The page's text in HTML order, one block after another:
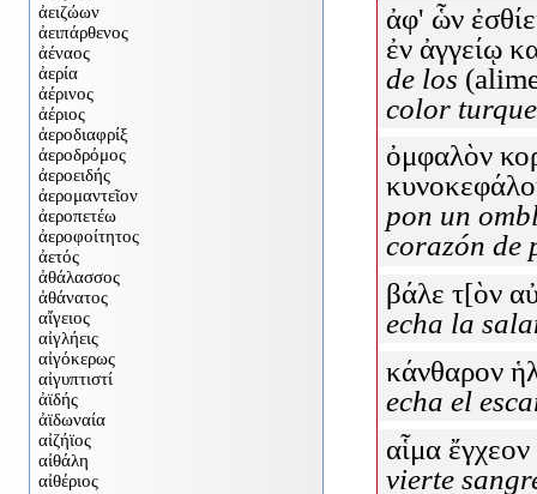
ἀφ' ὧν
ἐν ἀγγείῳ
de los
color
ὀμφαλὸν
pon un
corazón de
βάλε τ[ὸν
echa la
κάνθαρον
echa el
αἷμα ἔγχεον
vierte